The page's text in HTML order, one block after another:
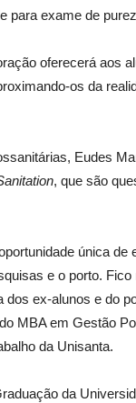
para exame de
oferecerá aos
os da
Eudes
, que são
única de
e o porto.
dos ex-alunos e do
MBA em Gestão
da Unisanta.
da